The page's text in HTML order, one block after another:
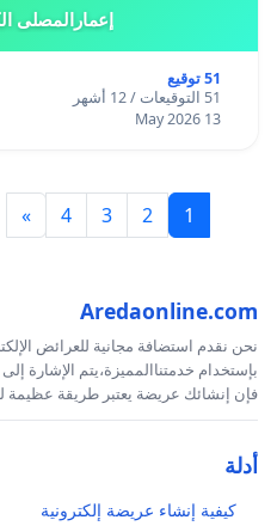
إعمارالمصلى
51 توقيع
51 التوقيعات / 12 أشهر
13 May 2026
1
2
3
4
»
Aredaonline.com
نحن نقدم استضافة مجانية للعرائض
بإستخدام خدمتناالمميزة،يتم الإشارة
فإن إنشائك عريضة يعتبر طريقة عظيمة
أدلة
كيفية إنشاء عريضة إلكترونية